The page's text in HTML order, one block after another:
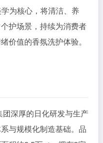
为核心，将清洁、养
护场景，持续为消费者
价值的香氛洗护体验。
深厚的日化研发与生产
与规模化制造基础。品